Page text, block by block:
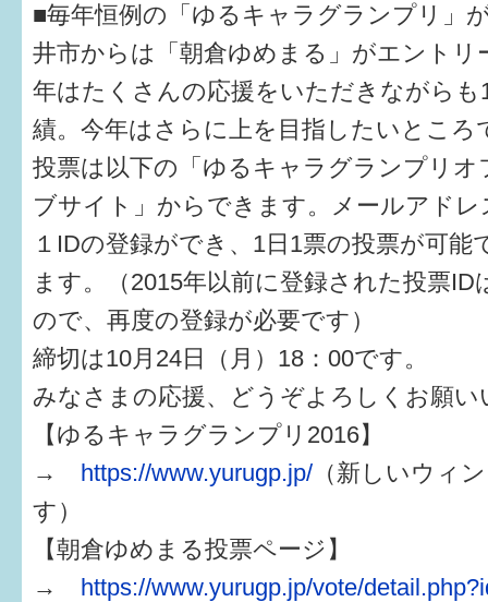
■毎年恒例の「ゆるキャラグランプリ」
井市からは「朝倉ゆめまる」がエントリ
年はたくさんの応援をいただきながらも
績。今年はさらに上を目指したいところ
投票は以下の「ゆるキャラグランプリ
ブサイト」からできます。メールアド
１IDの登録ができ、1日1票の投票が可能
ます。（2015年以前に登録された投票
ので、再度の登録が必要です）
締切は10月24日（月）18：00です。
みなさまの応援、どうぞよろしくお願い
【ゆるキャラグランプリ2016】
→ https://www.yurugp.jp/ （新しいウィ
す）
【朝倉ゆめまる投票ページ】
→ https://www.yurugp.jp/vote/
子育てマップ
イベントレポート
なるほどコラム
メールマガジン
はぐくむ.net相談コーナー
みんなの知恵袋
子育て情報誌「ほっと」
食育
福井市図書館オススメの本
お出かけ情報
病気・けが 基本情報